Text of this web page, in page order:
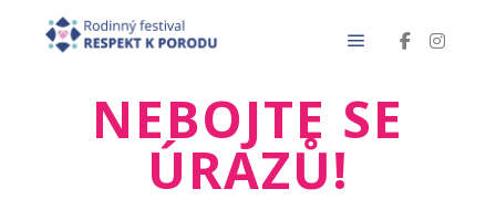
NEBOJTE SE
ÚRAZŮ!